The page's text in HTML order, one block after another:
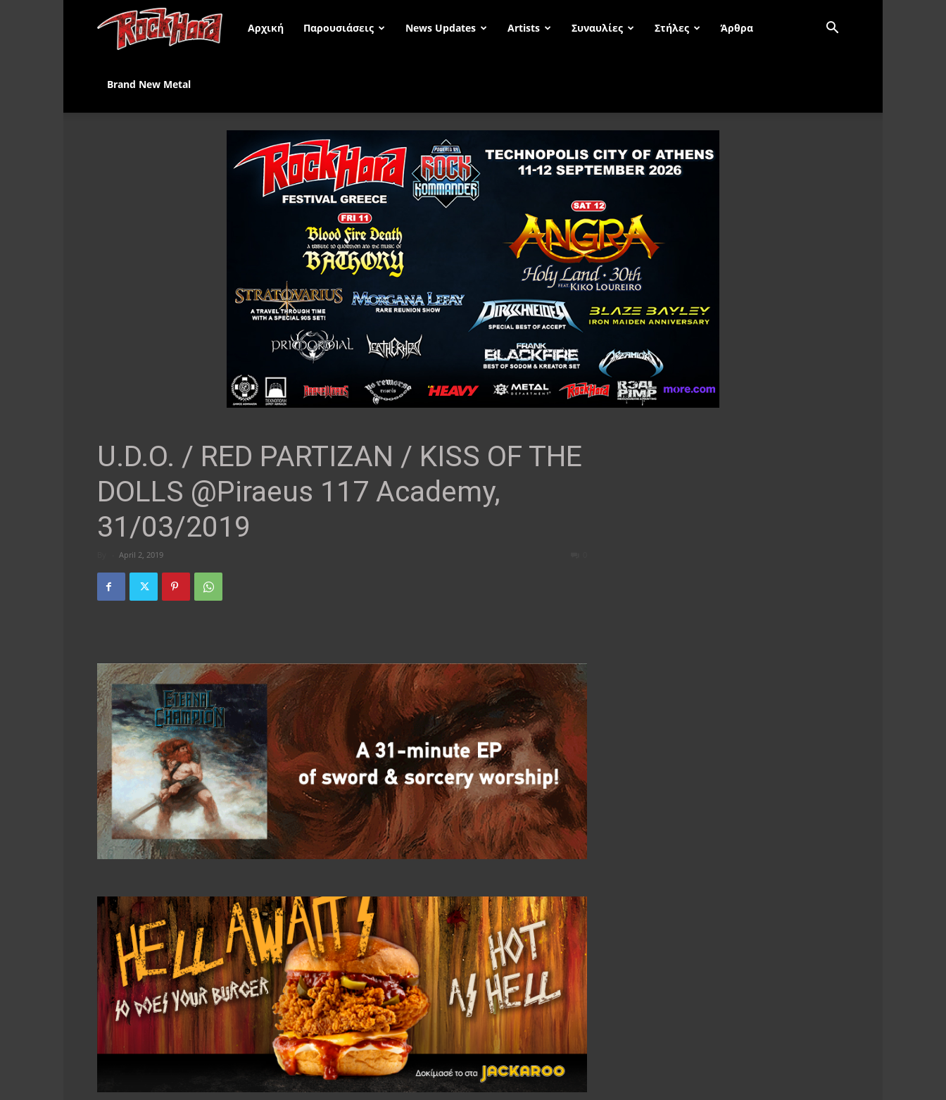
Rock
Αρχική Παρουσιάσεις News Updates Artists Συναυλίες Στήλες Άρθρα
Brand New Metal
U.D.O. / RED PARTIZAN / KISS OF THE
DOLLS @Piraeus 117 Academy,
31/03/2019
April 2, 2019